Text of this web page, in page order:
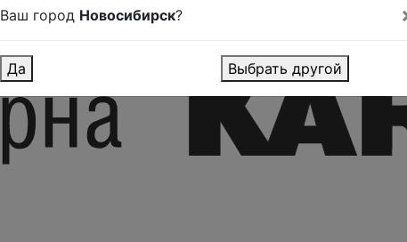
Ваш город Новосибирск?
Да Выбрать другой